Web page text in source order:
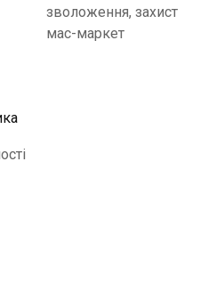
зволоження, захист
мас-маркет